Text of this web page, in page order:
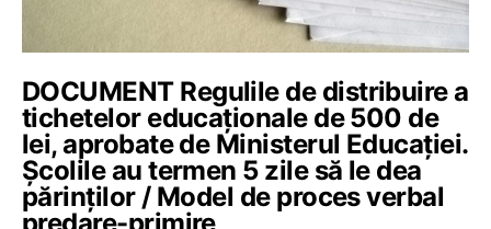
DOCUMENT Regulile de distribuire a
tichetelor educaționale de 500 de
lei, aprobate de Ministerul Educației.
Școlile au termen 5 zile să le dea
părinților / Model de proces verbal